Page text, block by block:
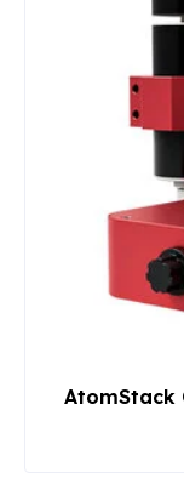
AtomStack